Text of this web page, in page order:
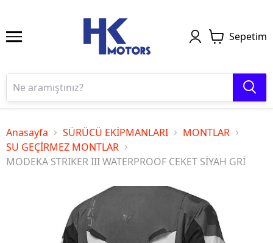
Sepetim
Anasayfa SÜRÜCÜ EKİPMANLARI
MONTLAR
SU GEÇİRMEZ MONTLAR
MODEKA STRIKER III WATERPROOF CEKET SİYAH GRİ